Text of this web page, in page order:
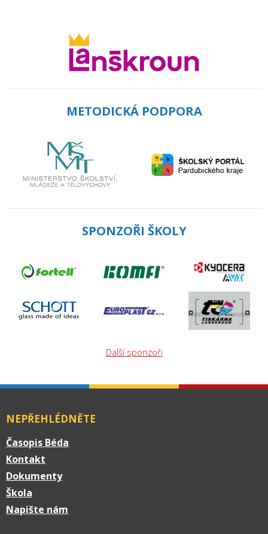
METODICKÁ PODPORA
SPONZOŘI ŠKOLY
Další sponzoři
NEPŘEHLÉDNĚTE
Časopis Béda
Kontakt
Dokumenty
Škola
Napište nám